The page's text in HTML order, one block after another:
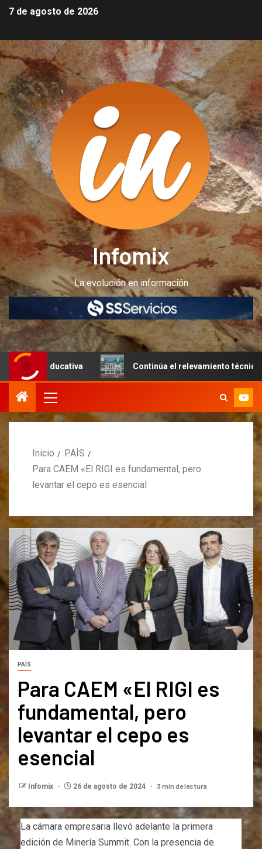
7 de agosto de 2026
Infomix
La evolución en información
Continúa el relevamiento técnico en Perito
Inicio
PAÍS
Para CAEM «El RIGI es fundamental, pero
levantar el cepo es esencial
PAÍS
Para CAEM «El RIGI es
fundamental, pero
levantar el cepo es
esencial
Infomix 26 de agosto de 2024 3 min de lectura
La cámara empresaria llevó adelante la primera
edición de Minería Summit. Con la presencia de